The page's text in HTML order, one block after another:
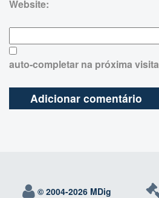
Website:
auto-completar na próxima visita
© 2004-2026 MDig